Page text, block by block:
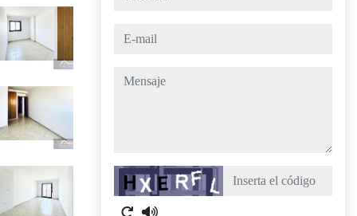
e-mail
mensaje
Captcha